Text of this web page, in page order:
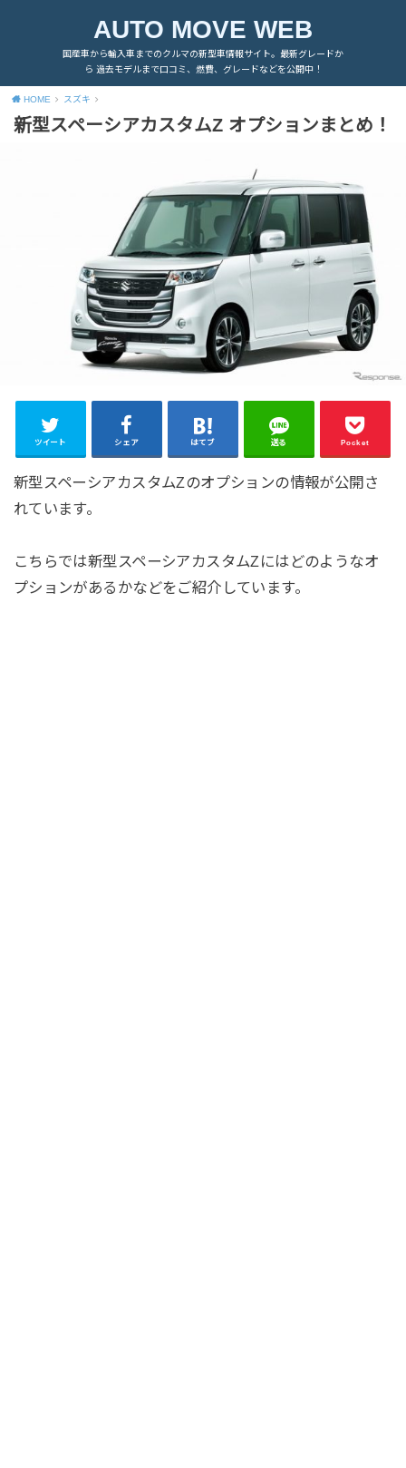
AUTO MOVE WEB
国産車から輸入車までのクルマの新型車情報サイト。最新グレードか
ら 過去モデルまで口コミ、燃費、グレードなどを公開中！
HOME スズキ
新型スペーシアカスタムZ オプションまとめ！
ツイート シェア はてブ 送る Pocket
新型スペーシアカスタムZのオプションの情報が公開さ
れています。
こちらでは新型スペーシアカスタムZにはどのようなオ
プションがあるかなどをご紹介しています。